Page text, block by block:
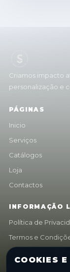
Criamos impacto
personalização e
PÁGINAS
Inicio
Serviços
Catálogos
Loja
Contactos
INFORMAÇÃO
Política de
Termos e
Política de Cookies
COOKIES